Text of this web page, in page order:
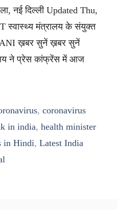
नई दिल्ली Updated Thu,
स्वास्थ्य मंत्रालय के संयुक्त
ANI ख़बर सुनें ख़बर सुनें
ने प्रेस कांफ्रेंस में आज
, coronavirus
in india, health minister
in Hindi, Latest India